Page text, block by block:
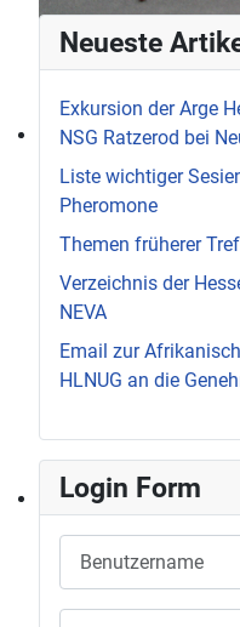
Neueste
Exkursion der Arge
NSG Ratzerod bei
Liste wichtiger
Pheromone
Themen früherer
Verzeichnis der
NEVA
Email zur
HLNUG an die
Login Form